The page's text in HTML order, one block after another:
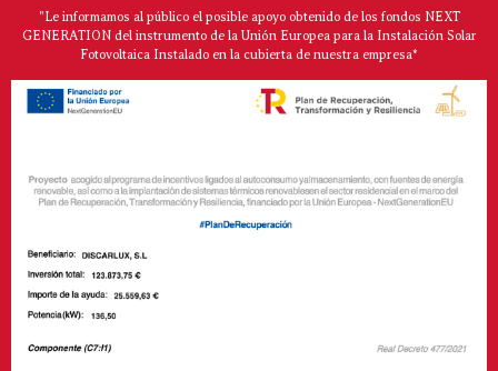
"Le informamos al público el posible apoyo obtenido de los fondos NEXT
GENERATION del instrumento de la Unión Europea para la Instalación Solar
Fotovoltaica Instalado en la cubierta de nuestra empresa*